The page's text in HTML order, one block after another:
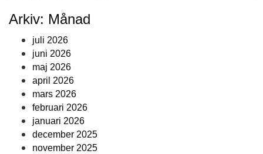
Arkiv: Månad
juli 2026
juni 2026
maj 2026
april 2026
mars 2026
februari 2026
januari 2026
december 2025
november 2025